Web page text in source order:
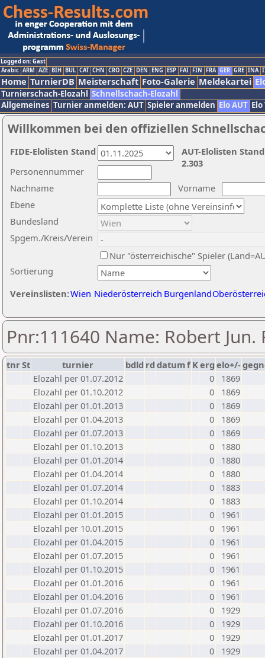
Logged on: Gast
Arabic ARM AZE BIH BUL CAT CHN CRO CZE DEN ENG ESP FAI FIN FRA GER GRE INA
Home TurnierDB Meisterschaft Foto-Galerie Meldekartei
Turnierschach-Elozahl Schnellschach-Elozahl
Allgemeines Turnier anmelden: AUT Spieler anmelden Elo AUT
Willkommen bei den offiziellen
Nachname
Vorname
Ebene
Sortierung
Personennummer
Bundesland
Spgem./Kreis/Verein
Nur "österreichische" Spieler
Vereinslisten:Wien Niederösterreich Burgenland
AUT-Elolisten
2.303
FIDE-Elolisten Stand
Pnr:111640 Name: Robert Jun.
tnrSt turnier bdld rd datumf Kerg elo+/-
Elozahl per 01.07.2012
0
1869
Elozahl per 01.10.2012
0
1869
Elozahl per 01.01.2013
0
1869
Elozahl per 01.04.2013
0
1869
Elozahl per 01.07.2013
0
1869
Elozahl per 01.10.2013
0
1880
Elozahl per 01.01.2014
0
1880
Elozahl per 01.04.2014
0
1880
Elozahl per 01.07.2014
0
1883
Elozahl per 01.10.2014
0
1883
Elozahl per 01.01.2015
0
1961
Elozahl per 10.01.2015
0
1961
Elozahl per 01.04.2015
0
1961
Elozahl per 01.07.2015
0
1961
Elozahl per 01.10.2015
0
1961
Elozahl per 01.01.2016
0
1961
Elozahl per 01.04.2016
0
1961
Elozahl per 01.07.2016
0
1929
Elozahl per 01.10.2016
0
1929
Elozahl per 01.01.2017
0
1929
Elozahl per 01.04.2017
0
1929